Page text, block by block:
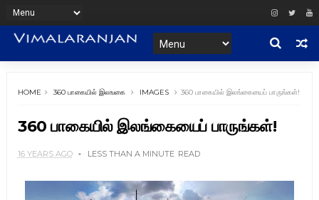
HOME 360 பாகையில் இலஙகை IMAGES 360 பாகையில் இலங்கையைப் பாருங்கள்!
360 பாகையில் இலங்கையைப் பாருங்கள்!
16 YEARS AGO LESS THAN A MINUTE READ